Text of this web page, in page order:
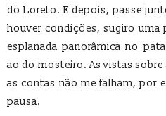
do Loreto. E depois, passe
houver condições, sugiro uma
esplanada panorâmica no
ao do mosteiro. As vistas sobre
as contas não me falham, por
pausa.